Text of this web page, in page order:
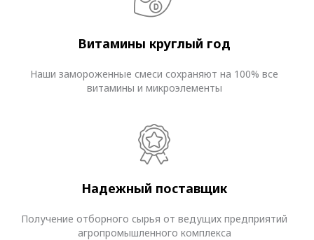
Витамины круглый год
Наши замороженные смеси сохраняют на 100% все
витамины и микроэлементы
Надежный поставщик
Получение отборного сырья от ведущих предприятий
агропромышленного комплекса